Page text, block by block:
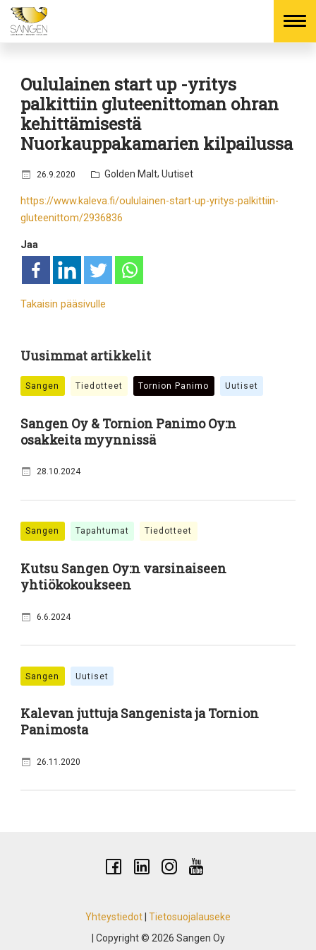
contentOululainen start up -yritys
palkittiin gluteenittoman ohran
kehittämisestä
Nuorkauppakamarien kilpailussa
26.9.2020
J
l
k
i
s
t
u
Golden Malt,Uutiset
https://www.kaleva.fi/oululainen-start-up-yritys-palkittiin-
gluteenittom/2936836
Jaa
Takaisin pääsivulle
Uusimmat artikkelit
Sangen Tiedotteet Tornion Panimo Uutiset
Sangen Oy & Tornion Panimo Oy:n
osakkeita myynnissä
28.10.2024
Sangen Tapahtumat Tiedotteet
Kutsu Sangen Oy:n varsinaiseen
yhtiökokoukseen
6.6.2024
Sangen Uutiset
Kalevan juttuja Sangenista ja Tornion
Panimosta
26.11.2020
Yhteystiedot| Tietosuojalauseke
| Copyright © 2026 Sangen Oy